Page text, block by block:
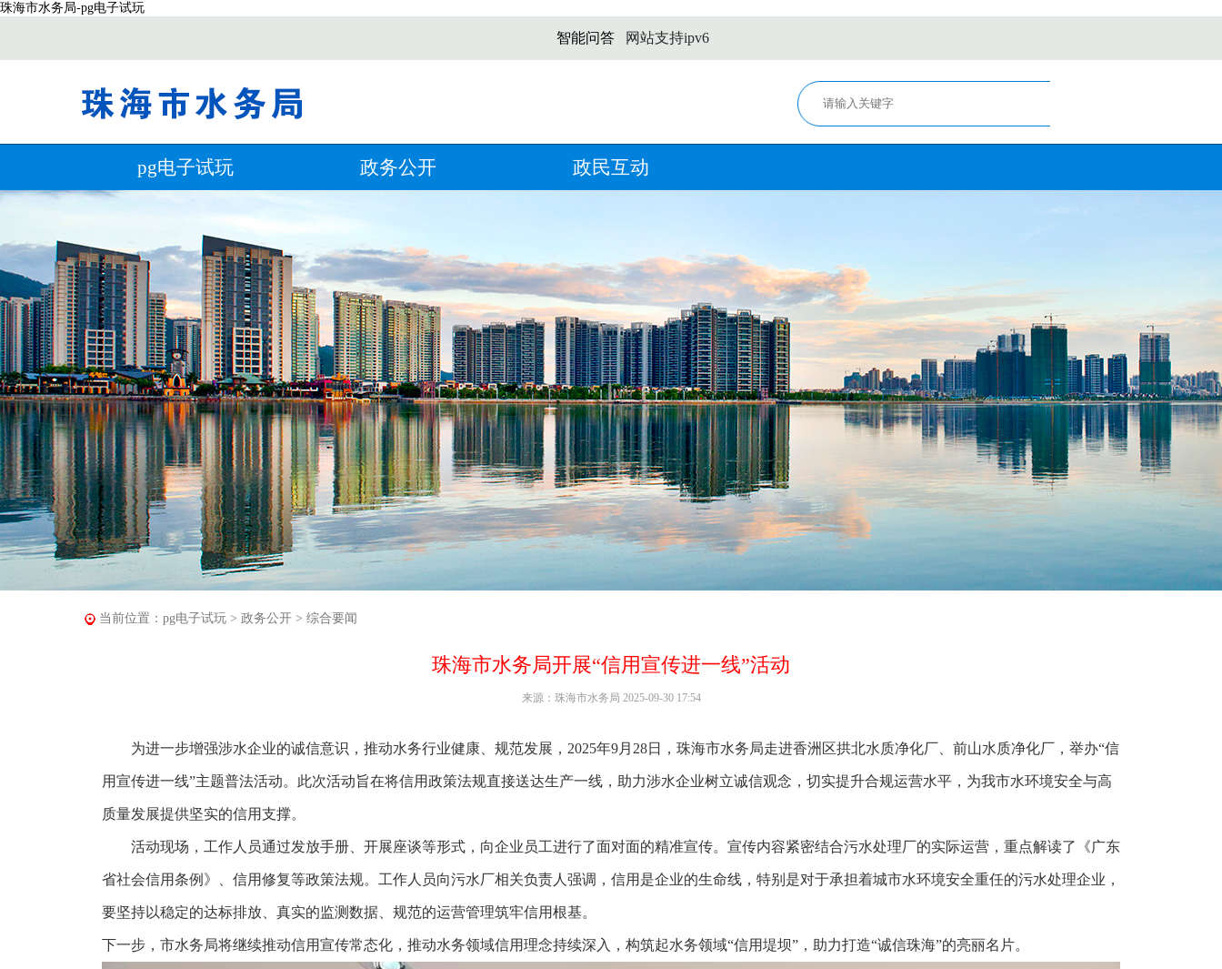
珠海市水务局-pg电子试玩
智能问答 网站支持ipv6
pg电子试玩 政务公开 政民互动
当前位置： pg电子试玩 > 政务公开 > 综合要闻
珠海市水务局开展“信用宣传进一线”活动
来源：珠海市水务局 2025-09-30 17:54
为进一步增强涉水企业的诚信意识，推动水务行业健康、规范发展，2025年9月28日，珠海市水务局走进香洲区拱北水质净化厂、前山水质净化厂，举办“信
用宣传进一线”主题普法活动。此次活动旨在将信用政策法规直接送达生产一线，助力涉水企业树立诚信观念，切实提升合规运营水平，为我市水环境安全与高
质量发展提供坚实的信用支撑。
活动现场，工作人员通过发放手册、开展座谈等形式，向企业员工进行了面对面的精准宣传。宣传内容紧密结合污水处理厂的实际运营，重点解读了《广东
省社会信用条例》、信用修复等政策法规。工作人员向污水厂相关负责人强调，信用是企业的生命线，特别是对于承担着城市水环境安全重任的污水处理企业，
要坚持以稳定的达标排放、真实的监测数据、规范的运营管理筑牢信用根基。
下一步，市水务局将继续推动信用宣传常态化，推动水务领域信用理念持续深入，构筑起水务领域“信用堤坝”，助力打造“诚信珠海”的亮丽名片。